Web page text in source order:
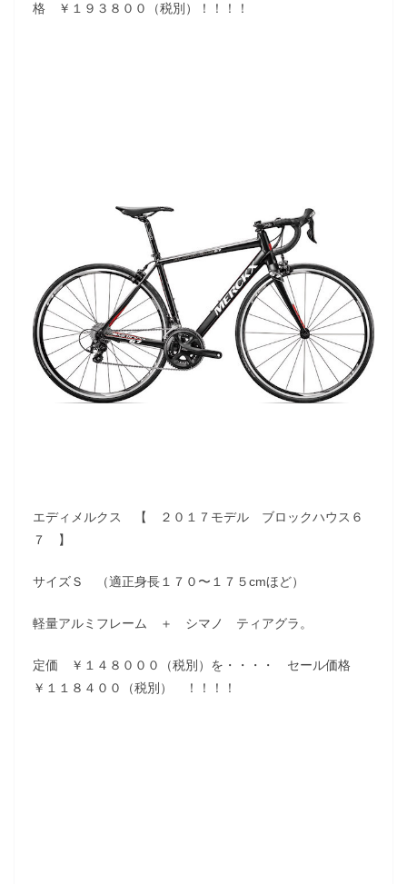
格 ￥１９３８００（税別）！！！！
エディメルクス 【 ２０１７モデル ブロックハウス６
７ 】
サイズＳ （適正身長１７０〜１７５cmほど）
軽量アルミフレーム ＋ シマノ ティアグラ。
定価 ￥１４８０００（税別）を・・・・ セール価格
￥１１８４００（税別） ！！！！